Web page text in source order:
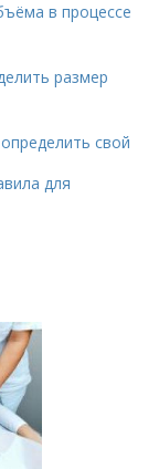
в процессе
размер
свой
для